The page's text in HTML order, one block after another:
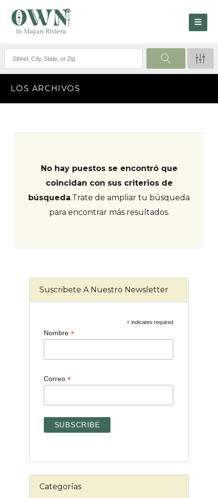
LOS ARCHIVOS
No hay puestos se encontró que
coincidan con sus criterios de
búsqueda.Trate de ampliar tu búsqueda
para encontrar más resultados.
Suscribete A Nuestro Newsletter
*indicates required
Nombre *
Correo *
Categorías